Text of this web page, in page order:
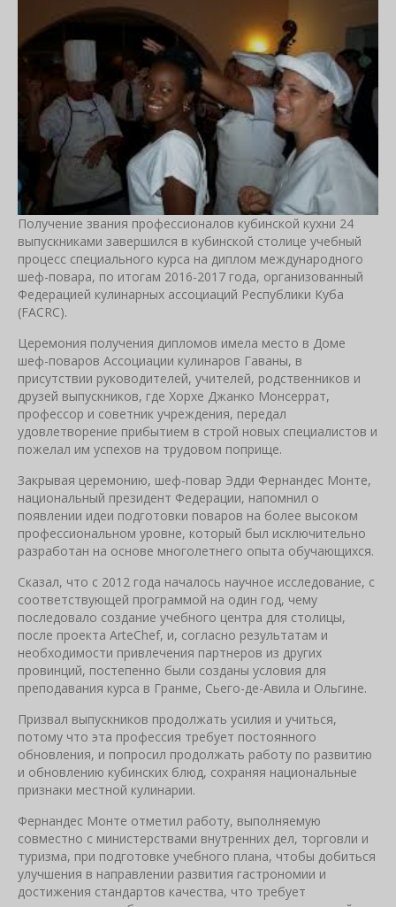
Получение звания профессионалов кубинской кухни 24
выпускниками завершился в кубинской столице учебный
процесс специального курса на диплом международного
шеф-повара, по итогам 2016-2017 года, организованный
Федерацией кулинарных ассоциаций Республики Куба
(FACRC).
Церемония получения дипломов имела место в Доме
шеф-поваров Ассоциации кулинаров Гаваны, в
присутствии руководителей, учителей, родственников и
друзей выпускников, где Хорхе Джанко Монсеррат,
профессор и советник учреждения, передал
удовлетворение прибытием в строй новых специалистов и
пожелал им успехов на трудовом поприще.
Закрывая церемонию, шеф-повар Эдди Фернандес Монте,
национальный президент Федерации, напомнил о
появлении идеи подготовки поваров на более высоком
профессиональном уровне, который был исключительно
разработан на основе многолетнего опыта обучающихся.
Сказал, что с 2012 года началось научное исследование, с
соответствующей программой на один год, чему
последовало создание учебного центра для столицы,
после проекта ArteChef, и, согласно результатам и
необходимости привлечения партнеров из других
провинций, постепенно были созданы условия для
преподавания курса в Гранме, Сьего-де-Авила и Ольгине.
Призвал выпускников продолжать усилия и учиться,
потому что эта профессия требует постоянного
обновления, и попросил продолжать работу по развитию
и обновлению кубинских блюд, сохраняя национальные
признаки местной кулинарии.
Фернандес Монте отметил работу, выполняемую
совместно с министерствами внутренних дел, торговли и
туризма, при подготовке учебного плана, чтобы добиться
улучшения в направлении развития гастрономии и
достижения стандартов качества, что требует